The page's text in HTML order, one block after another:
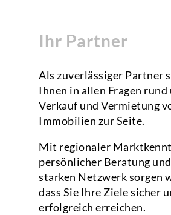
Ihr Partner
Als zuverlässiger Partner
Ihnen in allen Fragen rund
Verkauf und Vermietung
Immobilien zur Seite.
Mit regionaler
persönlicher Beratung
starken Netzwerk sorgen
dass Sie Ihre Ziele sicher
erfolgreich erreichen.